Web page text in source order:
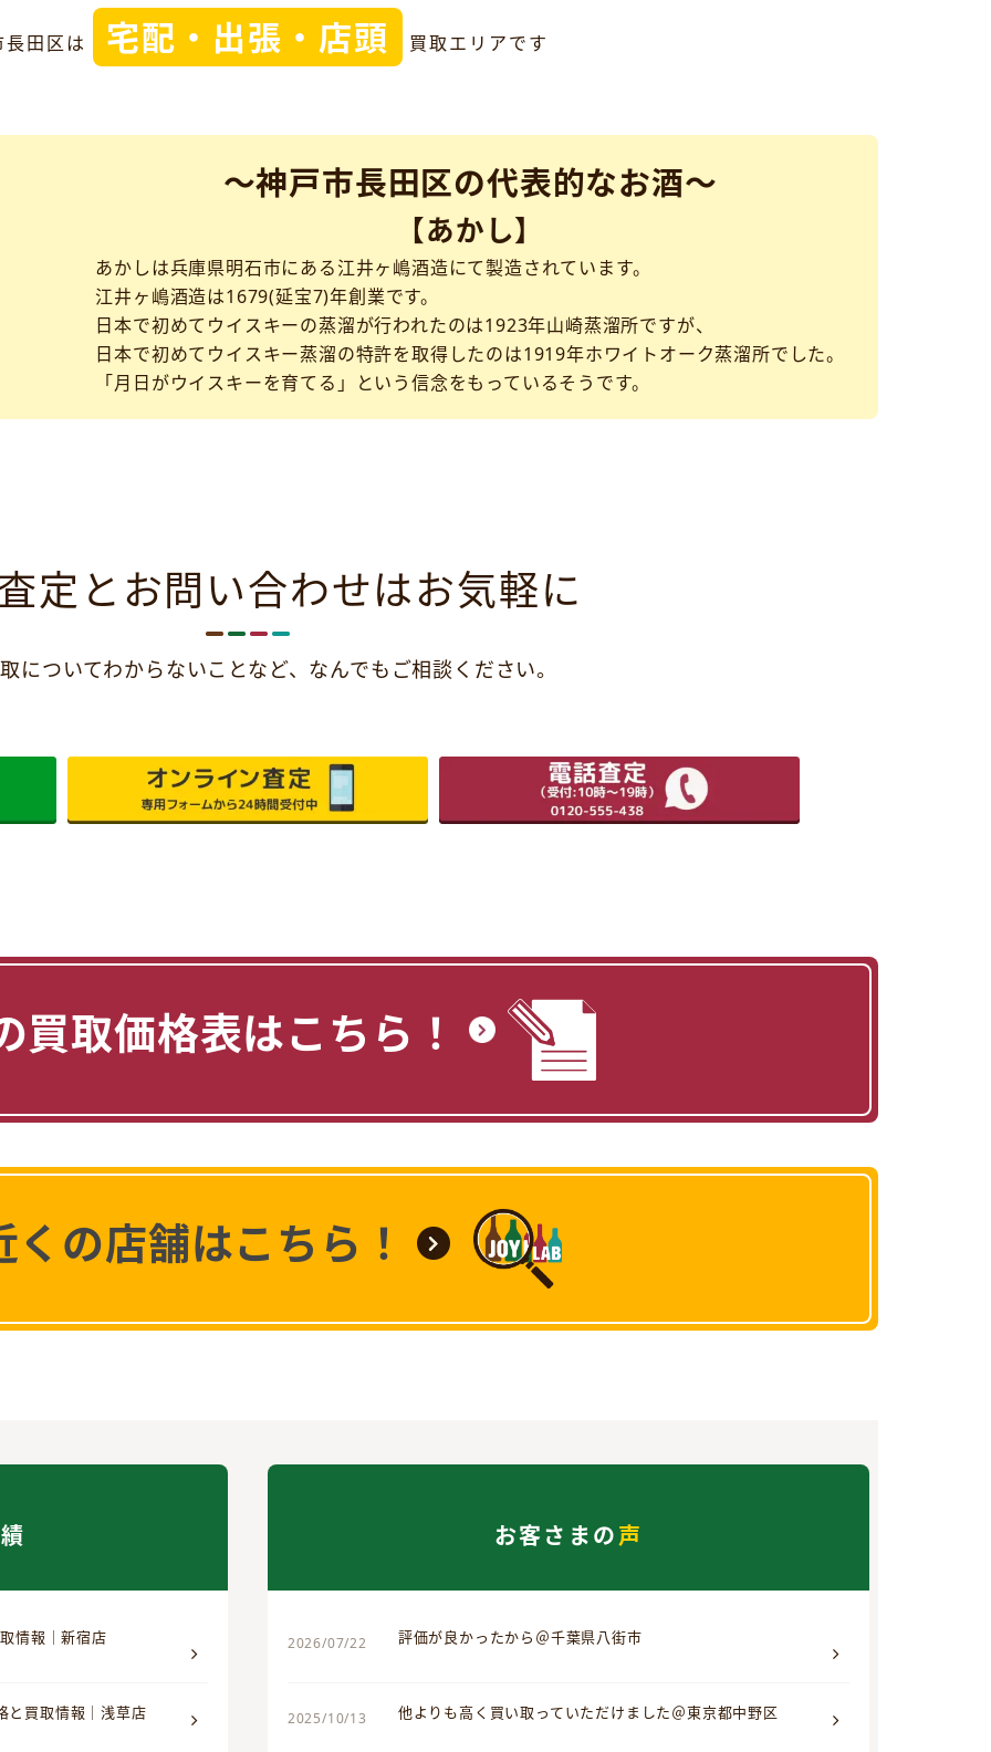
田区は 宅配・出張・店頭 買取エリアです
～神戸市長田区の代表的なお酒～
【あかし】
あかしは兵庫県明石市にある江井ヶ嶋酒造にて製造されています。
江井ヶ嶋酒造は1679(延宝7)年創業です。
日本で初めてウイスキーの蒸溜が行われたのは1923年山崎蒸溜所ですが、
日本で初めてウイスキー蒸溜の特許を取得したのは1919年ホワイトオーク蒸溜所でした。
「月日がウイスキーを育てる」という信念をもっているそうです。
定とお問い合わせはお気軽に
についてわからないことなど、 なんでもご相談ください。
買取価格表はこちら！
くの店舗はこちら！
情報｜新宿店
と買取情報｜浅草店
お客さまの声
2026/07/22 評価が良かったから＠千葉県八街市
2025/10/13 他よりも高く買い取っていただけました＠東京都中野区